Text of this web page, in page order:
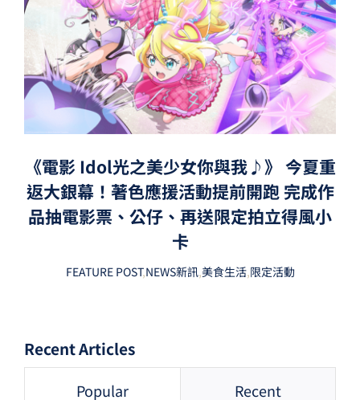
《電影 Idol光之美少女你與我♪》 今夏重
返大銀幕！著色應援活動提前開跑 完成作
品抽電影票、公仔、再送限定拍立得風小
卡
FEATURE POST,NEWS新訊,美食生活,限定活動
Recent Articles
Popular Recent